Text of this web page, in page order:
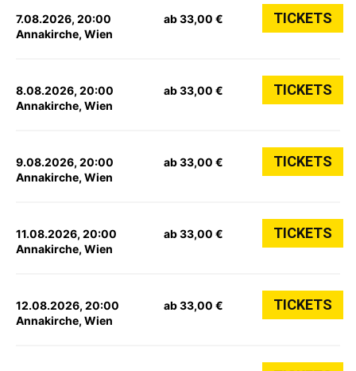
7.08.2026, 20:00
Annakirche, Wien
ab 33,00 € TICKETS
8.08.2026, 20:00
Annakirche, Wien
ab 33,00 € TICKETS
9.08.2026, 20:00
Annakirche, Wien
ab 33,00 € TICKETS
11.08.2026, 20:00
Annakirche, Wien
ab 33,00 € TICKETS
12.08.2026, 20:00
Annakirche, Wien
ab 33,00 € TICKETS